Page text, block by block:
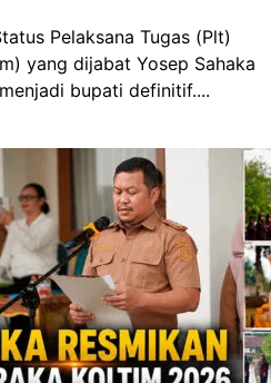
Pelaksana Tugas (Plt)
yang dijabat Yosep Sahaka
bupati definitif....